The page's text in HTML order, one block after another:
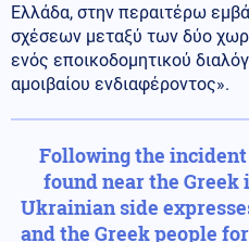
Ελλάδα, στην περαιτέρω
σχέσεων μεταξύ των δύο
ενός εποικοδομητικού
αμοιβαίου ενδιαφέροντος».
Following the
found near the Greek
Ukrainian side
and the Greek people